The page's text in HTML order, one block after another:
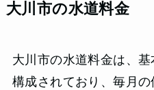
大川市の水道料金
大川市の水道料金は、
構成されており、毎月